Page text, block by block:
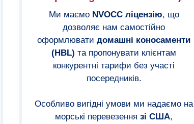
Ми маємо NVOCC ліцензію, що
дозволяє нам самостійно
оформлюватидомашні коносаменти
(HBL) та пропонувати клієнтам
конкурентні тарифи без участі
посередників.
Особливо вигідні умови ми надаємо на
морські перевезеннязі США,